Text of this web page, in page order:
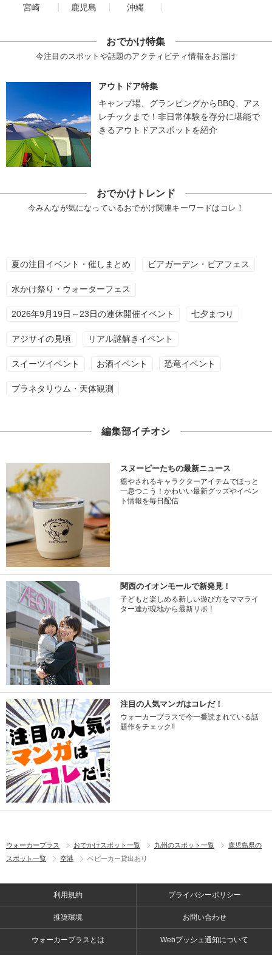
宮崎
鹿児島 沖縄
おでかけ特集
今注目のスポットや話題のアクティビティ情報をお届け
アウトドア特集
キャンプ場、グランピングからBBQ、アス
レチックまで！非日常体験を存分に堪能で
きるアウトドアスポットを紹介
おでかけトレンド
今みんなが気になっているおでかけ関連キーワードはコレ！
夏の注目イベント・催しまとめ ビアガーデン・ビアフェス
水かけ祭り・ウォーターフェス
2026年9月19日～23日の連休開催イベント 七夕まつり
アジサイの見頃 リアル謎解きイベント
スイーツイベント お酒イベント 恐竜イベント
プラネタリウム・天体観測
編集部イチオシ
スヌーピーたちの最新ニュース
癒やされるキャラクターアイテムでほっと
一息つこう！かわいい最新グッズやイベン
ト情報を毎日配信
関西のイオンモールで新発見！
子どもと楽しめる新しい遊び方をママライ
ター達が現地から最新リポ！
注目の人気マンガはコレだ！
ウォーカープラスで今一番読まれている話
題作をチェック!!
ウォーカープラス おでかけスポット一覧 九州のスポット一覧
鹿児島県の
スポット一覧
空港 ベビーカー貸出あり
利用規約 プライバシーポリシー
推奨環境 お問い合わせ
ウォーカープラスとは Webプッシュ通知について